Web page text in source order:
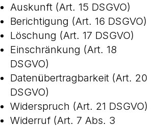
Auskunft (Art. 15 DSGVO)
Berichtigung (Art. 16 DSGVO)
Löschung (Art. 17 DSGVO)
Einschränkung (Art. 18
DSGVO)
Datenübertragbarkeit (Art. 20
DSGVO)
Widerspruch (Art. 21 DSGVO)
Widerruf (Art. 7 Abs. 3